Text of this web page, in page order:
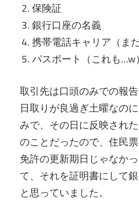
保険証
銀行口座の名義
携帯電話キャリア（ま
パスポート（これも…w）
取引先は口頭のみでの報告
日取りが良過ぎ土曜なの
みで、その日に反映され
のことだったので、住民
免許の更新期日じゃなか
て、それを証明書にして
と思っていました。